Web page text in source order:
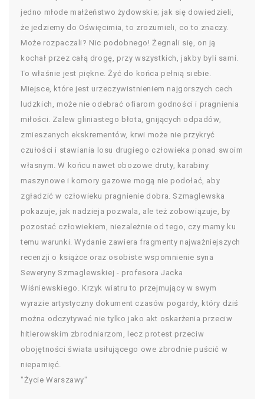
jedno młode małżeństwo żydowskie; jak się dowiedzieli,
że jedziemy do Oświęcimia, to zrozumieli, co to znaczy.
Może rozpaczali? Nic podobnego! Żegnali się, on ją
kochał przez całą drogę, przy wszystkich, jakby byli sami.
To właśnie jest piękne. Żyć do końca pełnią siebie.
Miejsce, które jest urzeczywistnieniem najgorszych cech
ludzkich, może nie odebrać ofiarom godności i pragnienia
miłości. Zalew gliniastego błota, gnijących odpadów,
zmieszanych ekskrementów, krwi może nie przykryć
czułości i stawiania losu drugiego człowieka ponad swoim
własnym. W końcu nawet obozowe druty, karabiny
maszynowe i komory gazowe mogą nie podołać, aby
zgładzić w człowieku pragnienie dobra. Szmaglewska
pokazuje, jak nadzieja pozwala, ale też zobowiązuje, by
pozostać człowiekiem, niezależnie od tego, czy mamy ku
temu warunki. Wydanie zawiera fragmenty najważniejszych
recenzji o książce oraz osobiste wspomnienie syna
Seweryny Szmaglewskiej - profesora Jacka
Wiśniewskiego. Krzyk wiatru to przejmujący w swym
wyrazie artystyczny dokument czasów pogardy, który dziś
można odczytywać nie tylko jako akt oskarżenia przeciw
hitlerowskim zbrodniarzom, lecz protest przeciw
obojętności świata usiłującego owe zbrodnie puścić w
niepamięć.
"Życie Warszawy"